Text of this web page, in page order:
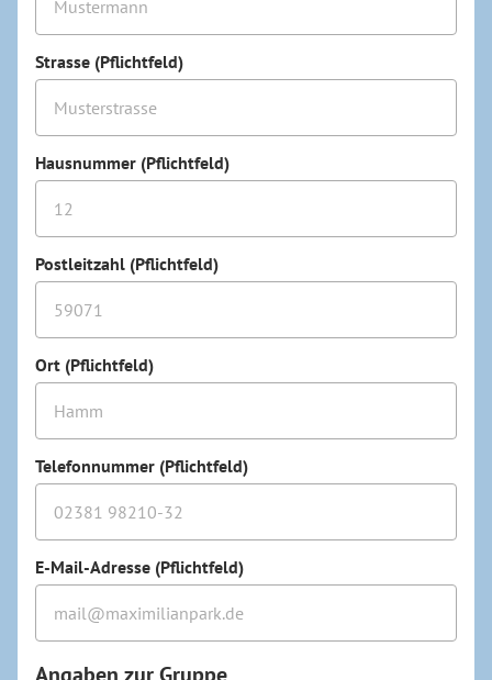
Strasse (Pflichtfeld)
Hausnummer (Pflichtfeld)
Postleitzahl (Pflichtfeld)
Ort (Pflichtfeld)
Telefonnummer (Pflichtfeld)
E-Mail-Adresse (Pflichtfeld)
Angaben zur Gruppe